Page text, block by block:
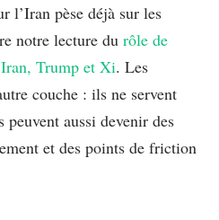
l’Iran pèse déjà sur les
notre lecture du rôle de
Trump et Xi. Les
couche : ils ne servent
peuvent aussi devenir des
et des points de friction